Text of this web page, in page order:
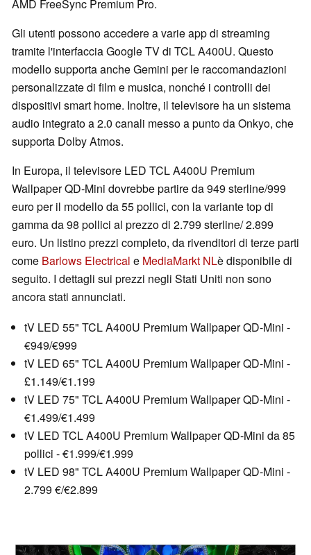
AMD FreeSync Premium Pro.
Gli utenti possono accedere a varie app di streaming
tramite l'interfaccia Google TV di TCL A400U. Questo
modello supporta anche Gemini per le raccomandazioni
personalizzate di film e musica, nonché i controlli dei
dispositivi smart home. Inoltre, il televisore ha un sistema
audio integrato a 2.0 canali messo a punto da Onkyo, che
supporta Dolby Atmos.
In Europa, il televisore LED TCL A400U Premium
Wallpaper QD-Mini dovrebbe partire da 949 sterline/999
euro per il modello da 55 pollici, con la variante top di
gamma da 98 pollici al prezzo di 2.799 sterline/ 2.899
euro. Un listino prezzi completo, da rivenditori di terze parti
come Barlows Electrical e MediaMarkt NLè disponibile di
seguito. I dettagli sui prezzi negli Stati Uniti non sono
ancora stati annunciati.
tV LED 55" TCL A400U Premium Wallpaper QD-Mini -
€949/€999
tV LED 65" TCL A400U Premium Wallpaper QD-Mini -
£1.149/€1.199
tV LED 75" TCL A400U Premium Wallpaper QD-Mini -
€1.499/€1.499
tV LED TCL A400U Premium Wallpaper QD-Mini da 85
pollici - €1.999/€1.999
tV LED 98" TCL A400U Premium Wallpaper QD-Mini -
2.799 €/€2.899